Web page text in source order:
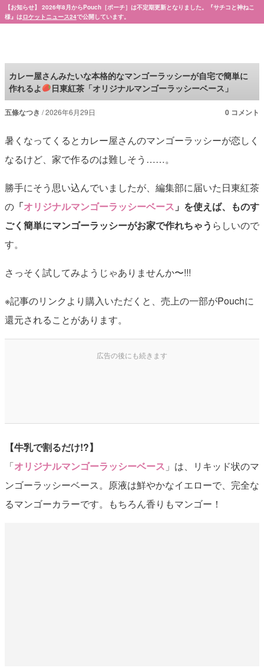
【お知らせ】 2026年8月からPouch［ポーチ］は不定期更新となりました。『サチコと神ねこ
様』はロケットニュース24で公開しています。
カレー屋さんみたいな本格的なマンゴーラッシーが自宅で簡単に
作れるよ
日東紅茶「オリジナルマンゴーラッシーベース」
五條なつき 2026年6月29日 0 コメント
暑くなってくるとカレー屋さんのマンゴーラッシーが恋しく
なるけど、家で作るのは難しそう……。
勝手にそう思い込んでいましたが、編集部に届いた日東紅茶
の「オリジナルマンゴーラッシーベース 」を使えば、ものす
ごく簡単にマンゴーラッシーがお家で作れちゃう らしいので
す。
さっそく試してみようじゃありませんか〜!!!
※記事のリンクより購入いただくと、売上の一部がPouchに
還元されることがあります。
【牛乳で割るだけ!?】
「オリジナルマンゴーラッシーベース 」は、リキッド状のマ
ンゴーラッシーベース。原液は鮮やかなイエローで、完全な
るマンゴーカラーです。もちろん香りもマンゴー！